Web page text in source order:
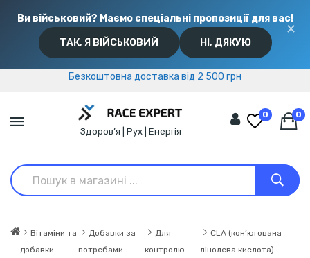
Ви військовий? Маємо спеціальні пропозиції для вас!
ТАК, Я ВІЙСЬКОВИЙ НІ, ДЯКУЮ
✕
Безкоштовна доставка від 2 500 грн
Безкоштовна доставка від 2 500 грн
Здоров’я | Рух | Енергія
0 0
Вітаміни та
добавки
Добавки за
потребами
Для
контролю
CLA (кон’югована
лінолева кислота)